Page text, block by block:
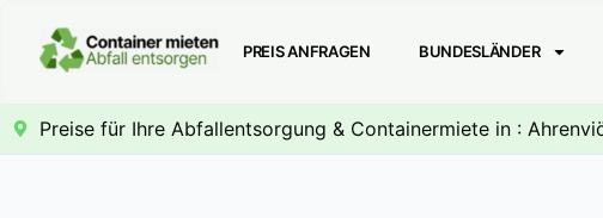
PREIS ANFRAGEN BUNDESLÄNDER
Preise für Ihre Abfallentsorgung & Containermiete in :